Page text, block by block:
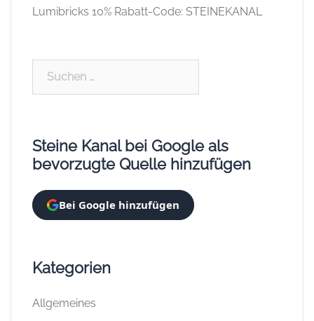
Lumibricks 10% Rabatt-Code: STEINEKANAL
Steine Kanal bei Google als
bevorzugte Quelle hinzufügen
Bei Google hinzufügen
Kategorien
Allgemeines